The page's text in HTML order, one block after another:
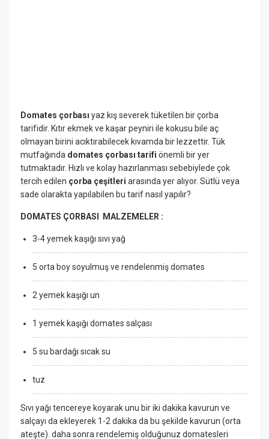
Domates çorbası yaz kış severek tüketilen bir çorba
tarifidir. Kıtır ekmek ve kaşar peyniri ile kokusu bile aç
olmayan birini acıktırabilecek kıvamda bir lezzettir. Tük
mutfağında domates çorbası tarifi önemli bir yer
tutmaktadır. Hızlı ve kolay hazırlanması sebebiylede çok
tercih edilen çorba çeşitleri arasında yer alıyor. Sütlü veya
sade olarakta yapılabilen bu tarif nasıl yapılır?
DOMATES ÇORBASI MALZEMELER :
3-4 yemek kaşığı sıvı yağ
5 orta boy soyulmuş ve rendelenmiş domates
2 yemek kaşığı un
1 yemek kaşığı domates salçası
5 su bardağı sıcak su
tuz
Sıvı yağı tencereye koyarak unu bir iki dakika kavurun ve
salçayı da ekleyerek 1-2 dakika da bu şekilde kavurun (orta
ateşte). daha sonra rendelemiş olduğunuz domatesleri